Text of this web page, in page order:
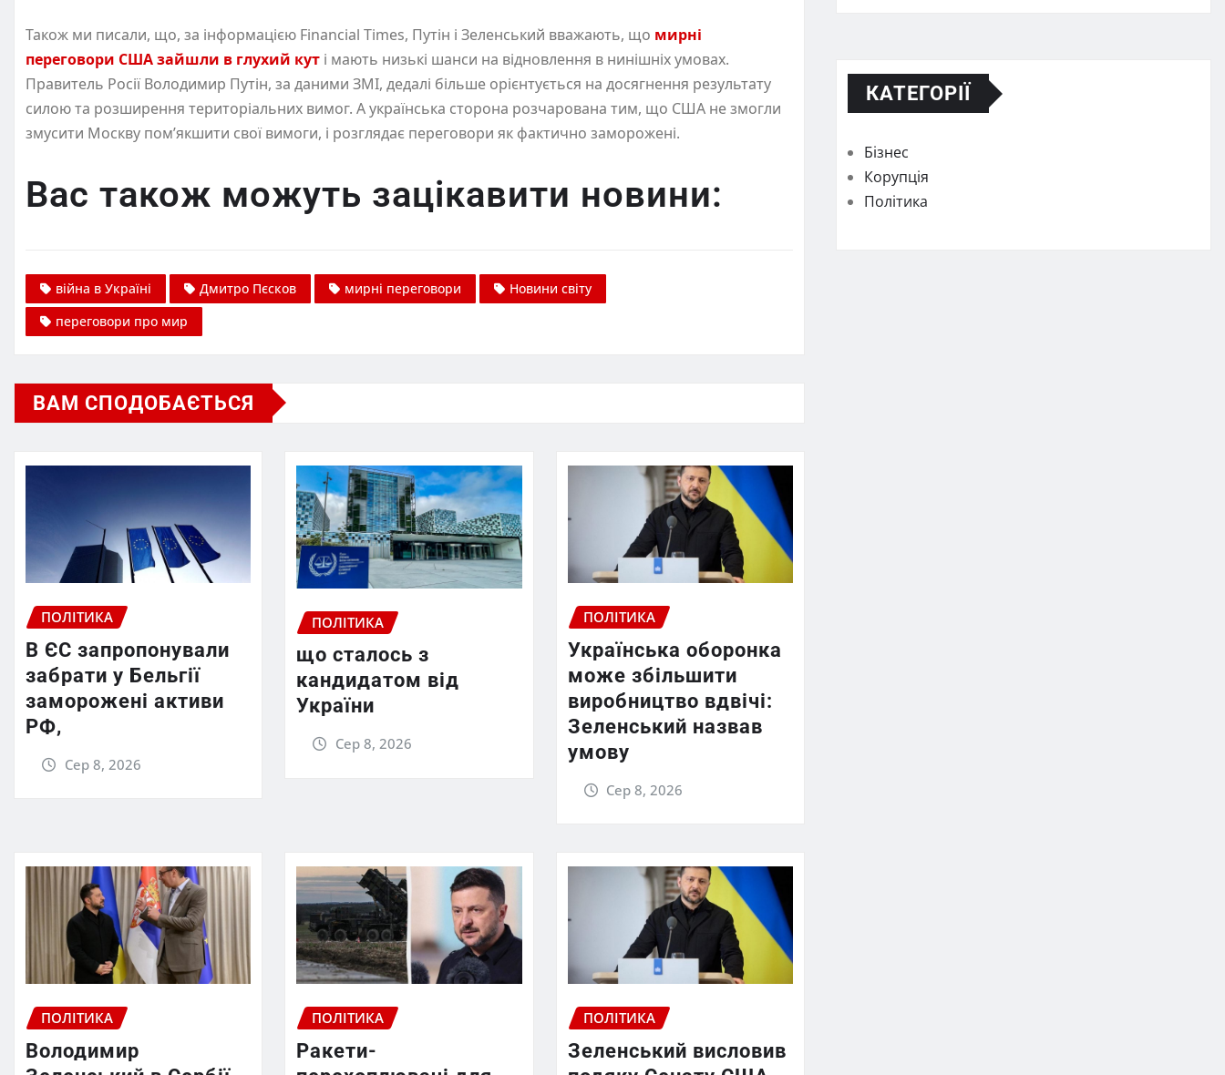
Також ми писали, що, за інформацією Financial Times, Путін і Зеленський вважають, що мирні
переговори США зайшли в глухий кут і мають низькі шанси на відновлення в нинішніх умовах.
Правитель Росії Володимир Путін, за даними ЗМІ, дедалі більше орієнтується на досягнення результату
силою та розширення територіальних вимог. А українська сторона розчарована тим, що США не змогли
змусити Москву пом’якшити свої вимоги, і розглядає переговори як фактично заморожені.
Вас також можуть зацікавити новини:
війна в Україні Дмитро Пєсков мирні переговори
Новини світу
переговори про мир
ВАМ СПОДОБАЄТЬСЯ
ПОЛІТИКА
В ЄС запропонували
забрати у Бельгії
заморожені активи
РФ,
Сер 8, 2026
ПОЛІТИКА
що сталось з
кандидатом від
України
Сер 8, 2026
ПОЛІТИКА
Українська оборонка
може збільшити
виробництво вдвічі:
Зеленський назвав
умову
Сер 8, 2026
ПОЛІТИКА
Володимир
ПОЛІТИКА
Ракети-
ПОЛІТИКА
Зеленський висловив
КАТЕГОРІЇ
Бізнес
Корупція
Політика